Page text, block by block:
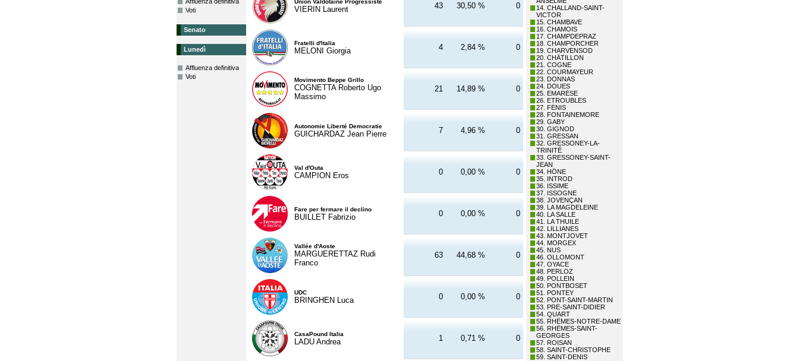
Voti
Senato
Lunedì
Affluenza definitiva
Voti
VIERIN Laurent 43 30,50 % 0
Fratelli d'Italia
MELONI Giorgia 4 2,84 % 0
Movimento Beppe Grillo
COGNETTA Roberto Ugo
Massimo
21 14,89 % 0
Autonomie Liberté Democratie
GUICHARDAZ Jean Pierre 7 4,96 % 0
Val d'Outa
CAMPION Eros 0 0,00 % 0
Fare per fermare il declino
BUILLET Fabrizio 0 0,00 % 0
Vallée d'Aoste
MARGUERETTAZ Rudi
Franco
63 44,68 % 0
UDC
BRINGHEN Luca 0 0,00 % 0
CasaPound Italia
LADU Andrea 1 0,71 % 0
14. CHALLAND-SAINT-
VICTOR
15. CHAMBAVE
16. CHAMOIS
17. CHAMPDEPRAZ
18. CHAMPORCHER
19. CHARVENSOD
20. CHÂTILLON
21. COGNE
22. COURMAYEUR
23. DONNAS
24. DOUES
25. EMARÈSE
26. ETROUBLES
27. FÉNIS
28. FONTAINEMORE
29. GABY
30. GIGNOD
31. GRESSAN
32. GRESSONEY-LA-
TRINITÉ
33. GRESSONEY-SAINT-
JEAN
34. HÔNE
35. INTROD
36. ISSIME
37. ISSOGNE
38. JOVENÇAN
39. LA MAGDELEINE
40. LA SALLE
41. LA THUILE
42. LILLIANES
43. MONTJOVET
44. MORGEX
45. NUS
46. OLLOMONT
47. OYACE
48. PERLOZ
49. POLLEIN
50. PONTBOSET
51. PONTEY
52. PONT-SAINT-MARTIN
53. PRÉ-SAINT-DIDIER
54. QUART
55. RHÊMES-NOTRE-DAME
56. RHÊMES-SAINT-
GEORGES
57. ROISAN
58. SAINT-CHRISTOPHE
59. SAINT-DENIS